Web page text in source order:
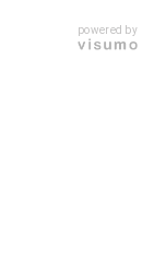
powered by